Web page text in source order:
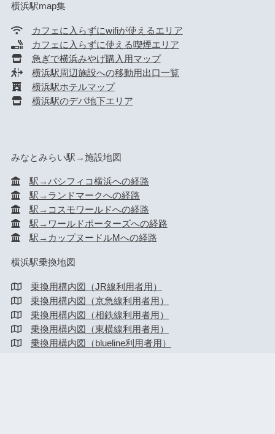
横浜駅map集
カフェに入らずにwifiが使えるエリア
カフェに入らずに使える喫煙エリア
急ぎで横浜みやげ購入用マップ
横浜駅周辺施設への移動用出口一覧
横浜駅ホテルマップ
横浜駅のデパ地下エリア
みなとみらい駅→施設地図
駅→パシフィコ横浜への経路
駅→ランドマークへの経路
駅→コスモワールドへの経路
駅→ワールドポーターズへの経路
駅→カップヌードルMへの経路
横浜駅乗換地図
乗換用構内図（JR線利用者用）
乗換用構内図（京急線利用者用）
乗換用構内図（相鉄線利用者用）
乗換用構内図（東横線利用者用）
乗換用構内図（blueline利用者用）